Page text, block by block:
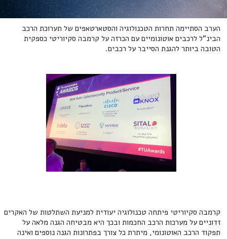
הערב הסתיימה תחרות הטכנולוגיה והסטארטאפים של תערוכת הרכב
הבינ"ל לרכבים אוטונומיים עם הכרזה על קרמבה סקיוריטי כספקית
הטובה ביותר להגנת הסייבר על רכבים.
קרמבה סקיוריטי פיתחה טכנולוגיה יעודית למניעת השתלטות של האקרים
זדוניים על מערכות הרכב החכמות ובכך היא מבטיחה הגנה מלאה על
תפקוד הרכב האוטונומי, מיתרת כל צורך בפתרונות הגנה נוספים ואינה